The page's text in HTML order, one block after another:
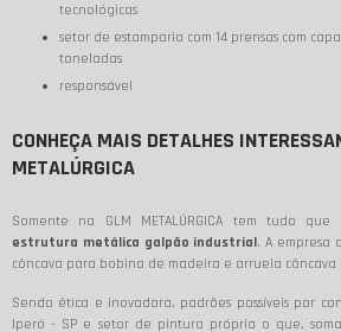
tecnológicas
setor de estamparia com 14 prensas com
toneladas
responsável
CONHEÇA MAIS DETALHES
METALÚRGICA
Somente na GLM METALÚRGICA tem tudo
estrutura metálica galpão industrial. A empresa
côncava para bobina de madeira e arruela
Sendo ética e inovadora, padrões possíveis por
Iperó - SP e setor de pintura própria o que,